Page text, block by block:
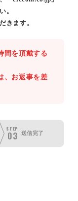
。
きます。
間を頂戴する
、お返事を差
STEP
03 送信完了